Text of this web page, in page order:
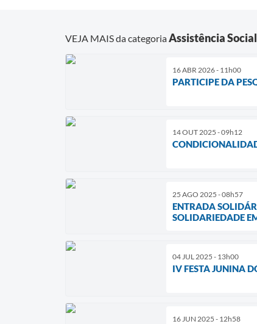
VEJA MAIS da categoriaAssistência Social
16 ABR 2026 - 11h00
PARTICIPE DA
14 OUT 2025 - 09h12
25 AGO 2025 - 08h57
ENTRADA
SOLIDARIEDADE
04 JUL 2025 - 13h00
IV FESTA JUNINA
16 JUN 2025 - 12h58